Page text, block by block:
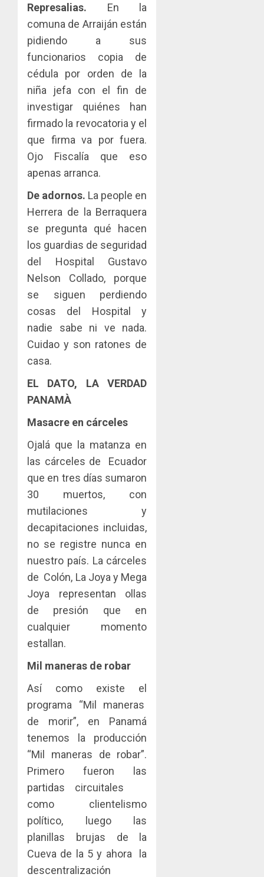
Represalias. En la
comuna de Arraiján están
pidiendo a sus
funcionarios copia de
cédula por orden de la
niña jefa con el fin de
investigar quiénes han
firmado la revocatoria y el
que firma va por fuera.
Ojo Fiscalía que eso
apenas arranca.
De adornos. La people en
Herrera de la Berraquera
se pregunta qué hacen
los guardias de seguridad
del Hospital Gustavo
Nelson Collado, porque
se siguen perdiendo
cosas del Hospital y
nadie sabe ni ve nada.
Cuidao y son ratones de
casa.
EL DATO, LA VERDAD
PANAMÀ
Masacre en cárceles
Ojalá que la matanza en
las cárceles de Ecuador
que en tres días sumaron
30 muertos, con
mutilaciones y
decapitaciones incluidas,
no se registre nunca en
nuestro país. La cárceles
de Colón, La Joya y Mega
Joya representan ollas
de presión que en
cualquier momento
estallan.
Mil maneras de robar
Así como existe el
programa “Mil maneras
de morir”, en Panamá
tenemos la producción
“Mil maneras de robar”.
Primero fueron las
partidas circuitales
como clientelismo
político, luego las
planillas brujas de la
Cueva de la 5 y ahora la
descentralización